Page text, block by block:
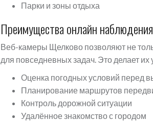
Парки и зоны отдыха
Преимущества онлайн
Веб-камеры Щелково позволяют не
для повседневных задач. Это делает
Оценка погодных условий перед
Планирование маршрутов
Контроль дорожной ситуации
Удалённое знакомство с городом